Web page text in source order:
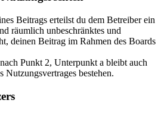
Beitrags erteilst du dem Betreiber ein
räumlich unbeschränktes und
deinen Beitrag im Rahmen des Boards
Punkt 2, Unterpunkt a bleibt auch
Nutzungsvertrages bestehen.